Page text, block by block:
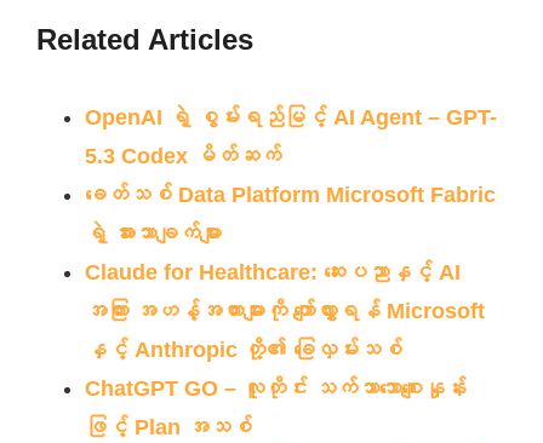
Related Articles
OpenAI ရဲ့ စွမ်းရည်မြင့် AI Agent – GPT-
5.3 Codex မိတ်ဆက်
ခေတ်သစ် Data Platform Microsoft Fabric
ရဲ့ အားသာချက်များ
Claude for Healthcare: ဆေးပညာနှင့် AI
အကြား အဟန့်အတားများကို ကျော်လွှားရန် Microsoft
နှင့် Anthropic တို့၏ ခြေလှမ်းသစ်
ChatGPT GO – လူတိုင်း သက်သာသောစျေးနှုန်း
ဖြင့် Plan အသစ်